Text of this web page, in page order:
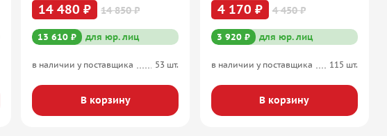
14 480 ₽ 14 850 ₽
13 610 ₽ для юр. лиц
в наличии у поставщика 53 шт.
В корзину
4 170 ₽ 4 450 ₽
3 920 ₽ для юр. лиц
в наличии у поставщика 115 шт.
В корзину